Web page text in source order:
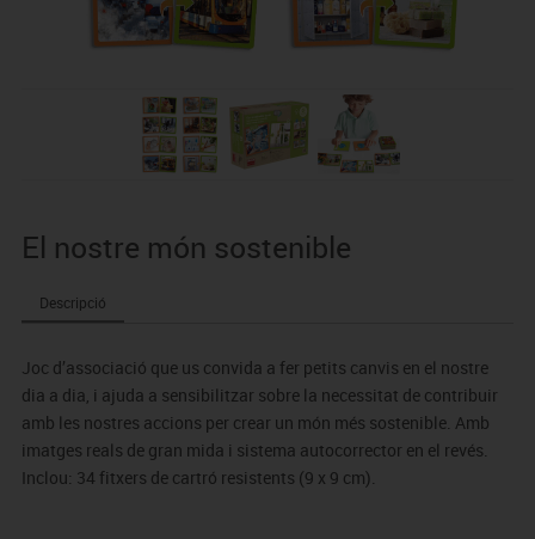
El nostre món sostenible
Descripció
Joc d’associació que us convida a fer petits canvis en el nostre
dia a dia, i ajuda a sensibilitzar sobre la necessitat de contribuir
amb les nostres accions per crear un món més sostenible. Amb
imatges reals de gran mida i sistema autocorrector en el revés.
Inclou: 34 fitxers de cartró resistents (9 x 9 cm).